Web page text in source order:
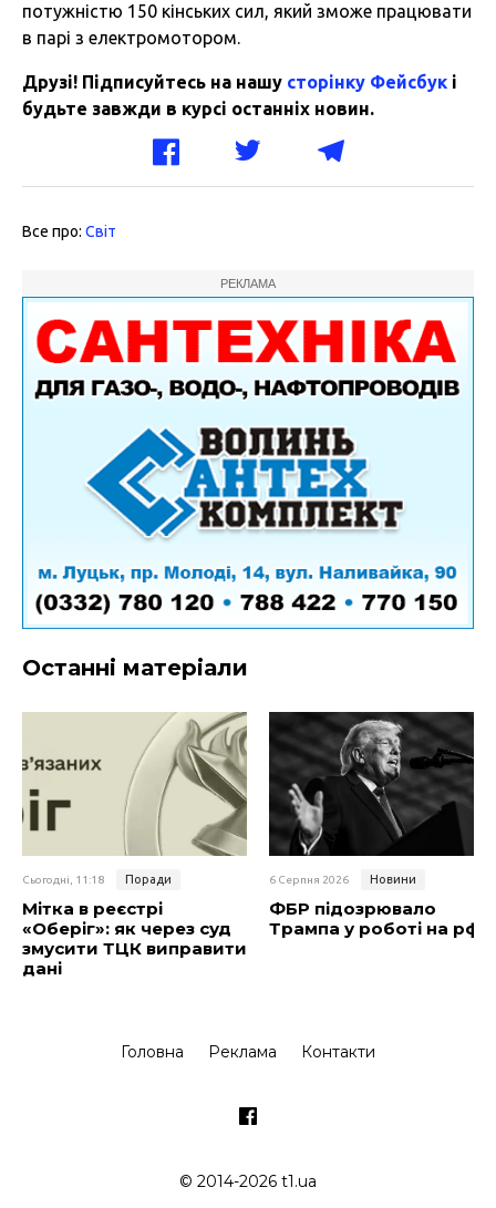
потужністю 150 кінських сил, який зможе працювати
в парі з електромотором.
Друзі! Підписуйтесь на нашу сторінку Фейсбук і
будьте завжди в курсі останніх новин.
Все про: Світ
РЕКЛАМА
Останні матеріали
Сьогодні, 11:18 Поради
Мітка в реєстрі
«Оберіг»: як через суд
змусити ТЦК виправити
дані
6 Серпня 2026 Новини
ФБР підозрювало
Трампа у роботі на рф
Головна Реклама Контакти
© 2014-2026 t1.ua